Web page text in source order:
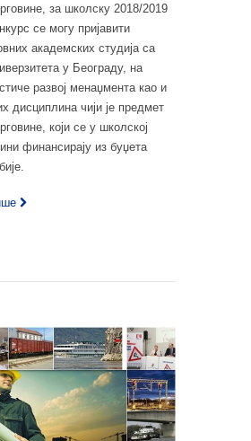
за школску 2018/2019
се могу пријавити
академских студија са
у Београду, на
развој менаџмента као и
дисциплина чији је предмет
који се у школској
финансирају из буџета